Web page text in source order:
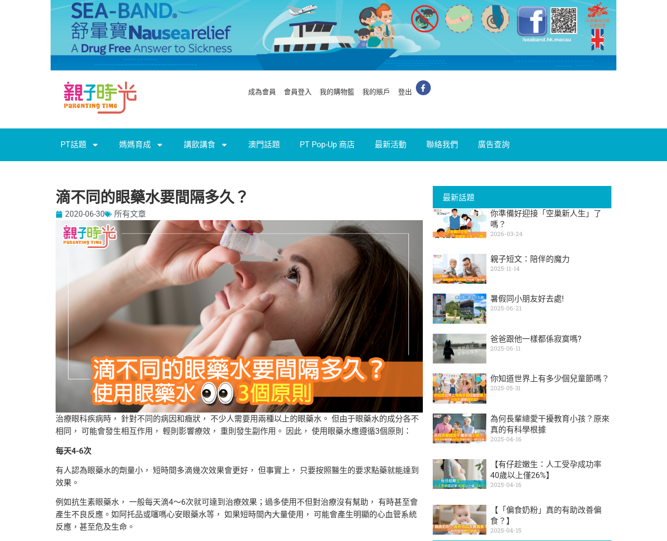
成為會員 會員登入 我的購物籃 我的賬戶 登出
PT話題 媽媽育成 講飲講食 澳門話題 PT Pop-Up 商店 最新活動 聯絡我們 廣告查詢
滴不同的眼藥水要間隔多久？
2020-06-30 所有文章
治療眼科疾病時， 針對不同的病因和癥狀， 不少人需要用兩種以上的眼藥水。 但由于眼藥水的成分各不
相同， 可能會發生相互作用， 輕則影響療效， 重則發生副作用。 因此， 使用眼藥水應遵循3個原則：
每天4-6次
有人認為眼藥水的劑量小， 短時間多滴幾次效果會更好， 但事實上， 只要按照醫生的要求點藥就能達到
效果。
例如抗生素眼藥水， 一般每天滴4～6次就可達到治療效果；過多使用不但對治療沒有幫助， 有時甚至會
產生不良反應。如阿托品或噻嗎心安眼藥水等， 如果短時間內大量使用， 可能會產生明顯的心血管系統
反應，甚至危及生命。
最新話題
你準備好迎接「空巢新人生」了
嗎？
2026-03-24
親子短文：陪伴的魔力
2025-11-14
暑假同小朋友好去處!
2025-06-21
爸爸跟他一樣都係寂寞嗎?
2025-06-11
你知道世界上有多少個兒童節嗎？
2025-05-31
為何長輩總愛干擾教育小孩？原來
真的有科學根據
2025-04-16
【有仔趁嫩生：人工受孕成功率
40歲以上僅26%】
2025-04-16
【「偏食奶粉」真的有助改善偏
食？】
2025-04-15